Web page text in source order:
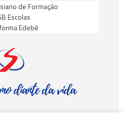
de Formação
Escolas
Edebê